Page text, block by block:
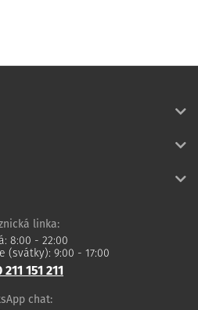
linka:
8:00 - 22:00
(svátky): 9:00 - 17:00
151 211
chat: